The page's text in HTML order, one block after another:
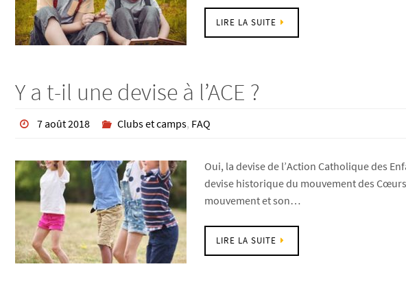
LIRE LA SUITE
Y a t-il une devise à l’ACE ?
7 août 2018 Clubs et camps, FAQ
Oui, la devise de l’Action Catholique des
devise historique du mouvement des
mouvement et son…
LIRE LA SUITE